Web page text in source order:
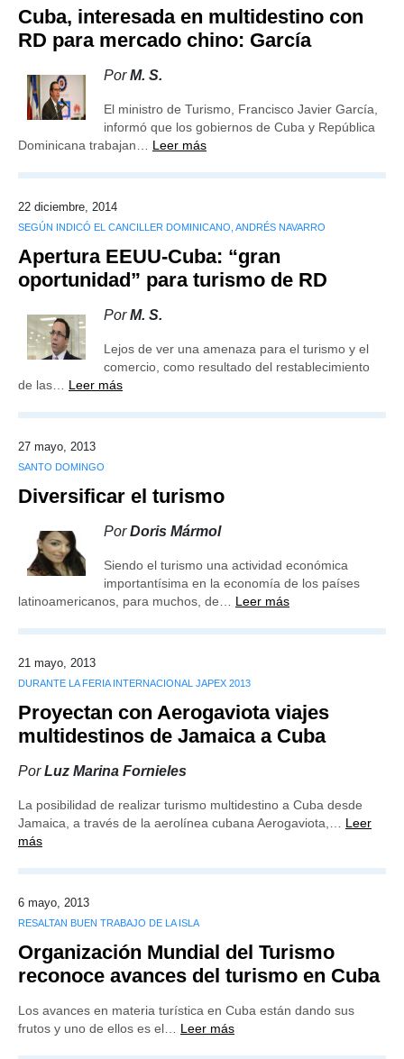
Cuba, interesada en multidestino con
RD para mercado chino: García
PorM. S.
El ministro de Turismo, Francisco Javier García,
informó que los gobiernos de Cuba y República
Dominicana trabajan… Leer más
22 diciembre, 2014
SEGÚN INDICÓ EL CANCILLER DOMINICANO, ANDRÉS NAVARRO
Apertura EEUU-Cuba: “gran
oportunidad” para turismo de RD
PorM. S.
Lejos de ver una amenaza para el turismo y el
comercio, como resultado del restablecimiento
de las… Leer más
27 mayo, 2013
SANTO DOMINGO
Diversificar el turismo
PorDoris Mármol
Siendo el turismo una actividad económica
importantísima en la economía de los países
latinoamericanos, para muchos, de… Leer más
21 mayo, 2013
DURANTE LA FERIA INTERNACIONAL JAPEX 2013
Proyectan con Aerogaviota viajes
multidestinos de Jamaica a Cuba
PorLuz Marina Fornieles
La posibilidad de realizar turismo multidestino a Cuba desde
Jamaica, a través de la aerolínea cubana Aerogaviota,… Leer
más
6 mayo, 2013
RESALTAN BUEN TRABAJO DE LA ISLA
Organización Mundial del Turismo
reconoce avances del turismo en Cuba
Los avances en materia turística en Cuba están dando sus
frutos y uno de ellos es el… Leer más